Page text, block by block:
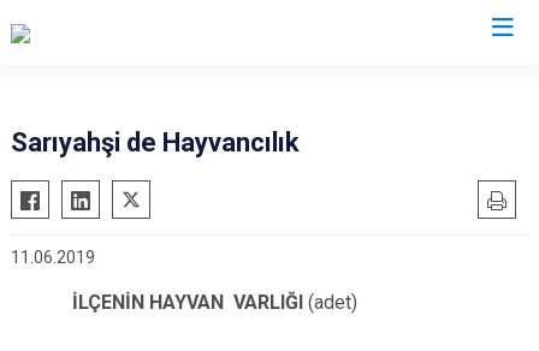
Ağaçören
Eskil
Gülağaç
Güzelyurt
Sarıyahşi de Hayvancılık
11.06.2019
İLÇENİN HAYVAN VARLIĞI (adet)